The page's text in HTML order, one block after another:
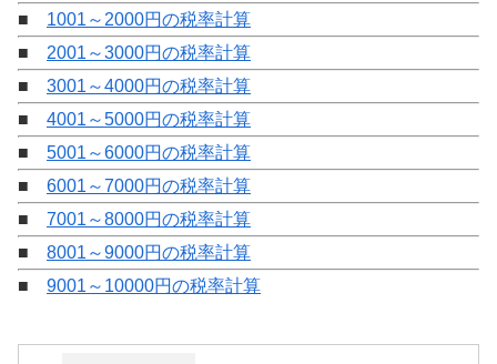
■ 1001～2000円の税率計算
■ 2001～3000円の税率計算
■ 3001～4000円の税率計算
■ 4001～5000円の税率計算
■ 5001～6000円の税率計算
■ 6001～7000円の税率計算
■ 7001～8000円の税率計算
■ 8001～9000円の税率計算
■ 9001～10000円の税率計算